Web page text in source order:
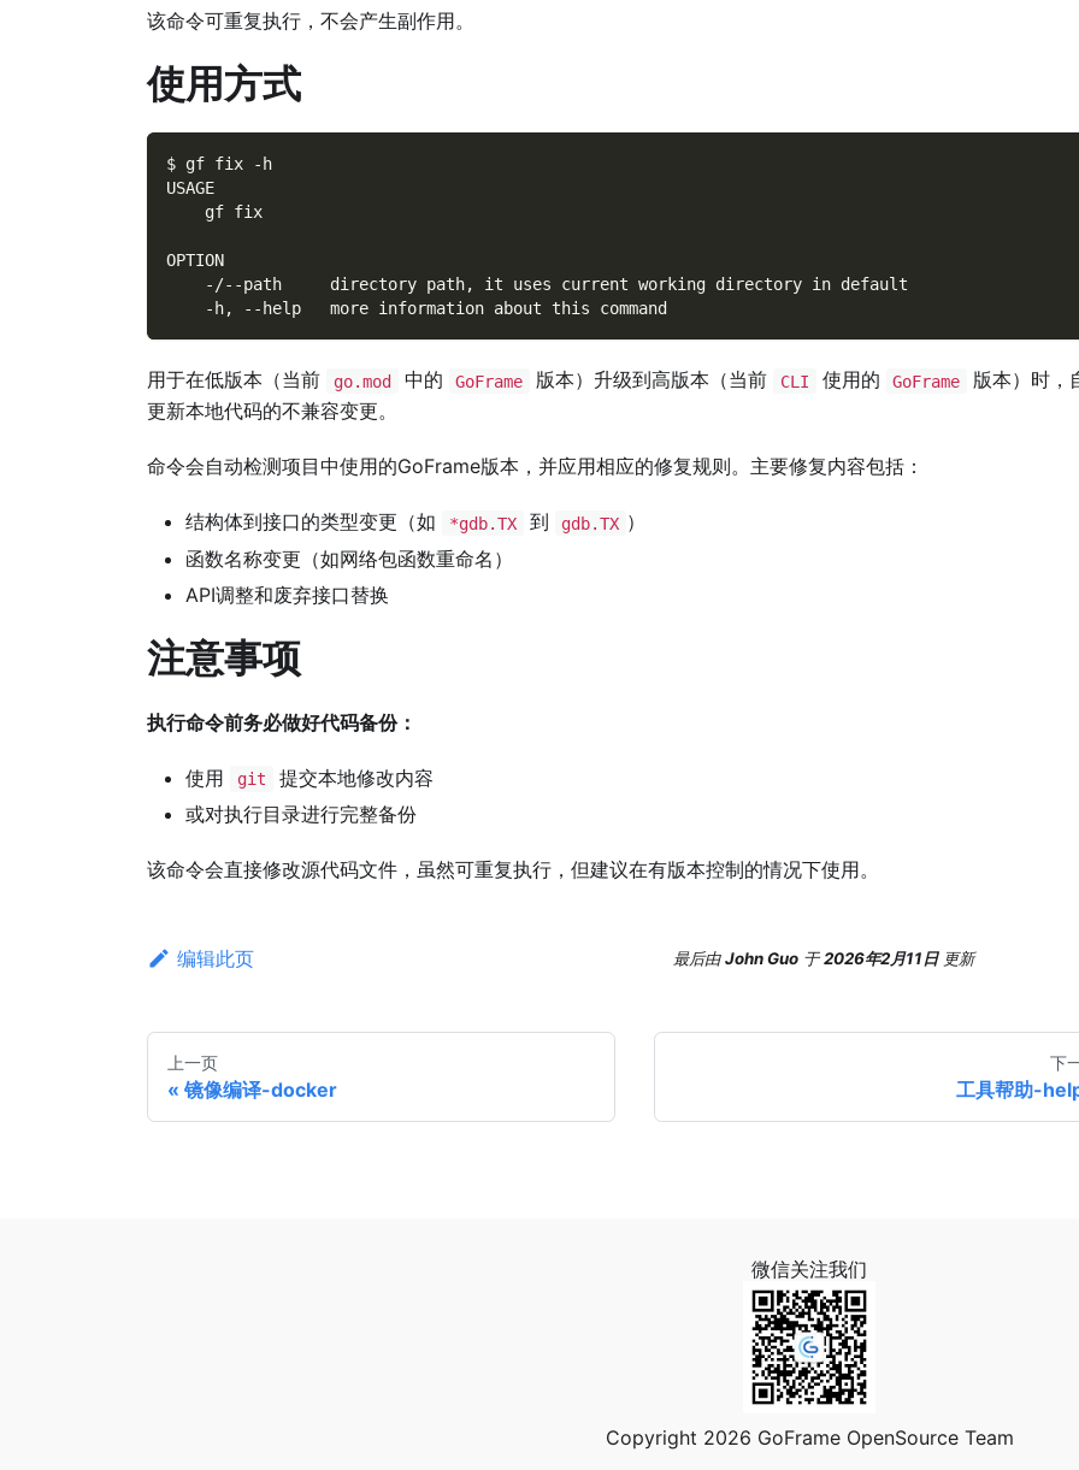
该命令可重复执行，不会产生副作用。
使用方式
$ gf fix -h
USAGE
    gf fix
OPTION
    -/--path     directory path, it uses current working directory in default
    -h, --help   more information about this command
用于在低版本（当前 go.mod 中的 GoFrame 版本）升级到高版本（当前 CLI 使用的 GoFrame
版本）时，
更新本地代码的不兼容变更。
命令会自动检测项目中使用的GoFrame版本，并应用相应的修复规则。主要修复内容包括：
结构体到接口的类型变更（如 *gdb.TX 到 gdb.TX ）
函数名称变更（如网络包函数重命名）
API调整和废弃接口替换
注意事项
执行命令前务必做好代码备份：
使用 git
提交本地修改内容
或对执行目录进行完整备份
该命令会直接修改源代码文件，虽然可重复执行，但建议在有版本控制的情况下使用。
编辑此页 最后由John Guo 于2026年2月11日 更新
上一页
镜像编译-docker
下
工具帮助-
微信关注我们
Copyright 2026 GoFrame OpenSource Team